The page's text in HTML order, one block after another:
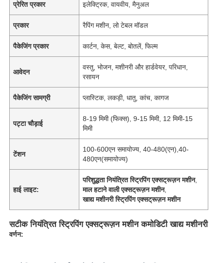
प्रेरित प्रकार इलेक्ट्रिक, वायवीय, मैनुअल
प्रकार रैपिंग मशीन, लो टेबल मॉडल
पैकेजिंग प्रकार कार्टन, केस, बेल्ट, बोतलें, फिल्म
आवेदन
वस्तु, भोजन, मशीनरी और हार्डवेयर, परिधान,
रसायन
पैकेजिंग सामग्री प्लास्टिक, लकड़ी, धातु, कांच, कागज
पट्टा चौड़ाई
8-19 मिमी (फिक्स), 9-15 मिमी, 12 मिमी-15
मिमी
टेंशन
100-600एन समायोज्य, 40-480(एन),40-
480एन(समायोज्य)
हाई लाइट:
परिशुद्धता नियंत्रित स्ट्रिपिंग एक्सट्रूज़न मशीन,
माल हटाने वाली एक्सट्रूज़न मशीन,
खाद्य मशीनरी स्ट्रिपिंग एक्सट्रूज़न मशीन
सटीक नियंत्रित स्ट्रिपिंग एक्सट्रूज़न मशीन कमोडिटी खाद्य मशीनरी
वर्णन: